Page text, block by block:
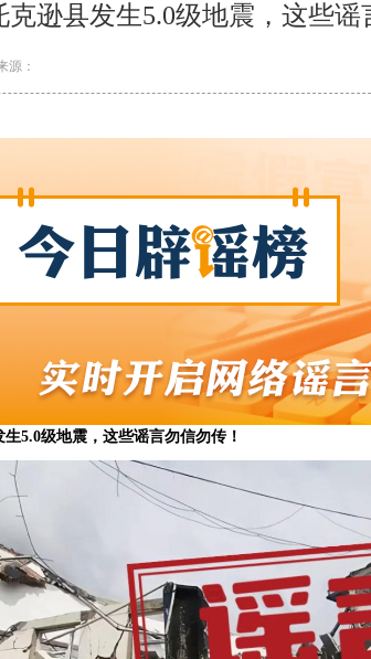
克逊县发生5.0级地震，这些谣
源：
5.0级地震，这些谣言勿信勿传！